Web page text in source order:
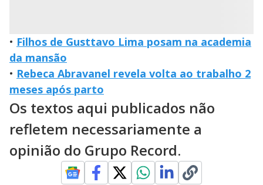
• Filhos de Gusttavo Lima posam na academia
da mansão
• Rebeca Abravanel revela volta ao trabalho 2
meses após parto
Os textos aqui publicados não
refletem necessariamente a
opinião do Grupo Record.